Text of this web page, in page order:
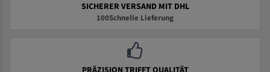
SICHERER VERSAND MIT DHL
100Schnelle Lieferung